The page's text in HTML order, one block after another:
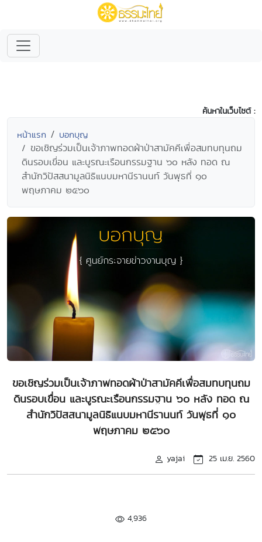
ค้นหาในเว็บไซต์ :
หน้าแรก บอกบุญ
ขอเชิญร่วมเป็นเจ้าภาพทอดผ้าป่าสามัคคีเพื่อสมทบทุนถม
ดินรอบเขื่อน และบูรณะเรือนกรรมฐาน ๖๐ หลัง ทอด ณ
สำนักวิปัสสนามูลนิธิแนบมหานีรานนท์ วันพุธที่ ๑๐
พฤษภาคม ๒๕๖๐
ขอเชิญร่วมเป็นเจ้าภาพทอดผ้าป่าสามัคคีเพื่อสมทบทุนถม
ดินรอบเขื่อน และบูรณะเรือนกรรมฐาน ๖๐ หลัง ทอด ณ
สำนักวิปัสสนามูลนิธิแนบมหานีรานนท์ วันพุธที่ ๑๐
พฤษภาคม ๒๕๖๐
yajai 25 เม.ย. 2560
4,936